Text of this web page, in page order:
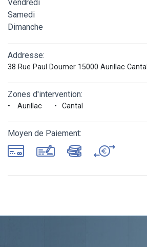
Vendredi
Samedi
Dimanche
Addresse:
38 Rue Paul Doumer 15000 Aurillac Cantal
Zones d'intervention:
Aurillac Cantal
Moyen de Paiement: